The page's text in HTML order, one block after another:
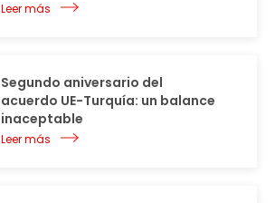
Leer más
Segundo aniversario del
acuerdo UE-Turquía: un balance
inaceptable
Leer más